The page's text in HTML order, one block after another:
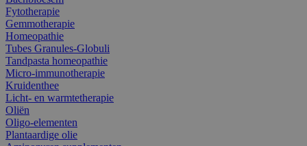
Fytotherapie
Gemmotherapie
Homeopathie
Tubes Granules-Globuli
Tandpasta homeopathie
Micro-immunotherapie
Kruidenthee
Licht- en warmtetherapie
Oliën
Oligo-elementen
Plantaardige olie